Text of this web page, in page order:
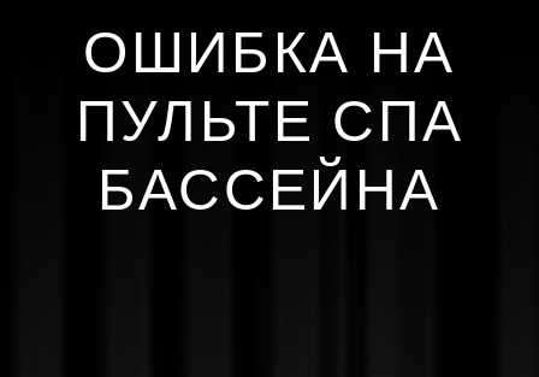
ОШИБКА НА
ПУЛЬТЕ СПА
БАССЕЙНА